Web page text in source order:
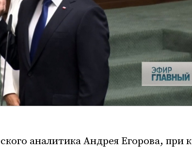
аналитика Андрея Егорова, при